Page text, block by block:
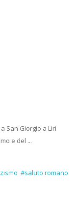
San Giorgio a Liri
e del ...
#saluto romano